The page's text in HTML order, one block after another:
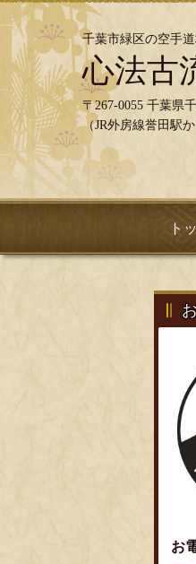
千葉市緑区の空手
心法古
〒267-0055 千葉県
（JR外房線誉田駅
ト
お